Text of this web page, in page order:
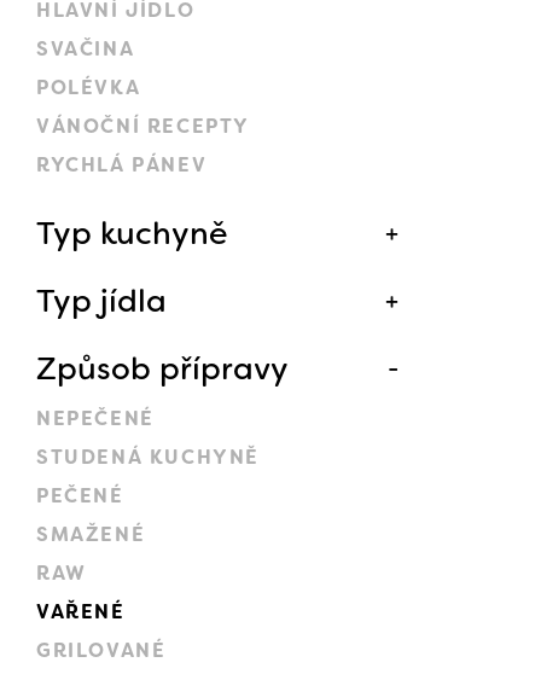
HLAVNÍ JÍDLO
SVAČINA
POLÉVKA
VÁNOČNÍ RECEPTY
RYCHLÁ PÁNEV
Typ kuchyně
Typ jídla
Způsob přípravy
NEPEČENÉ
STUDENÁ KUCHYNĚ
PEČENÉ
SMAŽENÉ
RAW
VAŘENÉ
GRILOVANÉ